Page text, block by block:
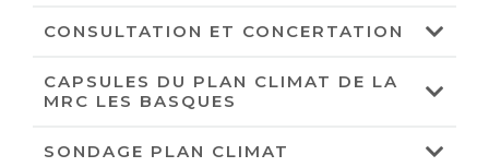
CONSULTATION ET CONCERTATION
CAPSULES DU PLAN CLIMAT DE LA
MRC LES BASQUES
SONDAGE PLAN CLIMAT